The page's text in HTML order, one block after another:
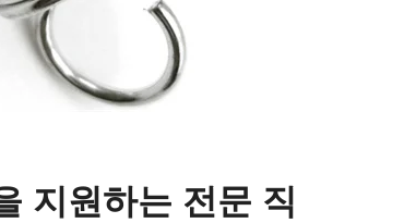
지원하는 전문 직